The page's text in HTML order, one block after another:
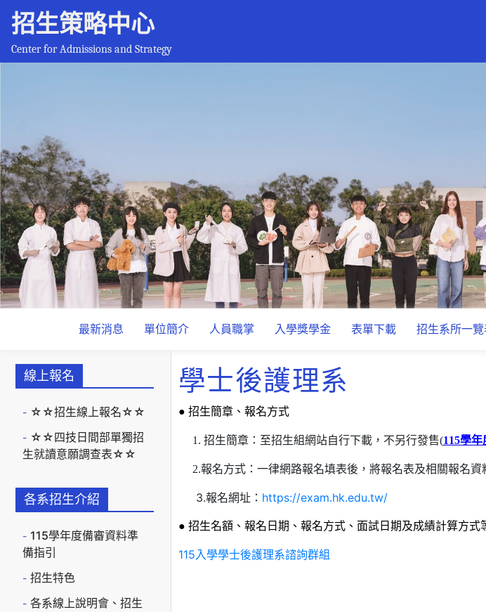
招生策略中心
Center for Admissions and Strategy
最新消息 單位簡介 人員職掌 入學獎學金 表單下載 招生系所一覽
線上報名
☆☆招生線上報名☆☆
☆☆四技日間部單獨招
生就讀意願調查表☆☆
各系招生介紹
115學年度備審資料準
備指引
招生特色
各系線上說明會、招生
學士後護理系
● 招生簡章、報名方式
1. 招生簡章：至招生組網站自行下載，不另行發售(115學
2.報名方式：一律網路報名填表後，將報名表及相關報名資
3.報名網址： https://exam.hk.edu.tw/
● 招生名額、報名日期、報名方式、面試日期及成績計算方式
115入學學士後護理系諮詢群組